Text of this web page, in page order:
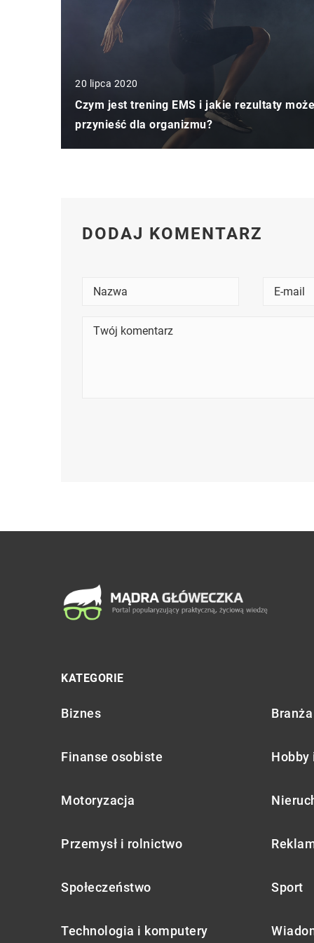
20 lipca 2020
Czym jest trening EMS i jakie rezultaty może
przynieść dla organizmu?
DODAJ KOMENTARZ
KATEGORIE
Biznes
Finanse osobiste Hobby
Motoryzacja
Przemysł i rolnictwo
Społeczeństwo Sport
Technologia i komputery